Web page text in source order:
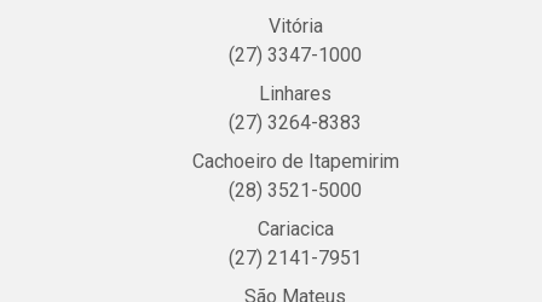
Vitória
(27) 3347-1000
Linhares
(27) 3264-8383
Cachoeiro de Itapemirim
(28) 3521-5000
Cariacica
(27) 2141-7951
São Mateus